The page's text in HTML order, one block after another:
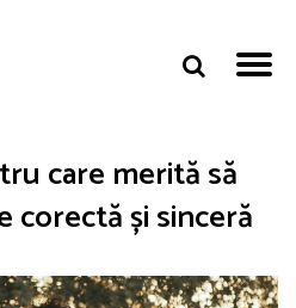
care merită să
corectă și sinceră